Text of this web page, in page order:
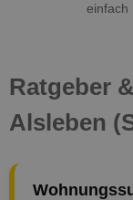
einfach
Ratgeber
Alsleben